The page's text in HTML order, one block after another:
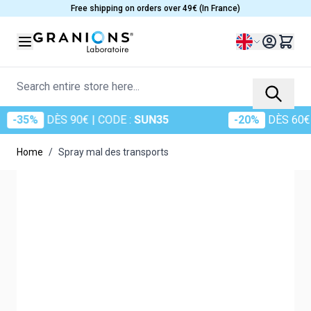
Skip to ContentFree shipping on orders over 49€ (In France)
Language
Search entire store here...
DÈS 90€ | CODE :SUN35 -20% DÈS 60€ |
Home / Spray mal des transports